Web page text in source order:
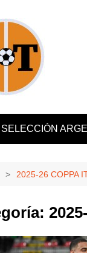
SELECCIÓN
2025-26 COPPA